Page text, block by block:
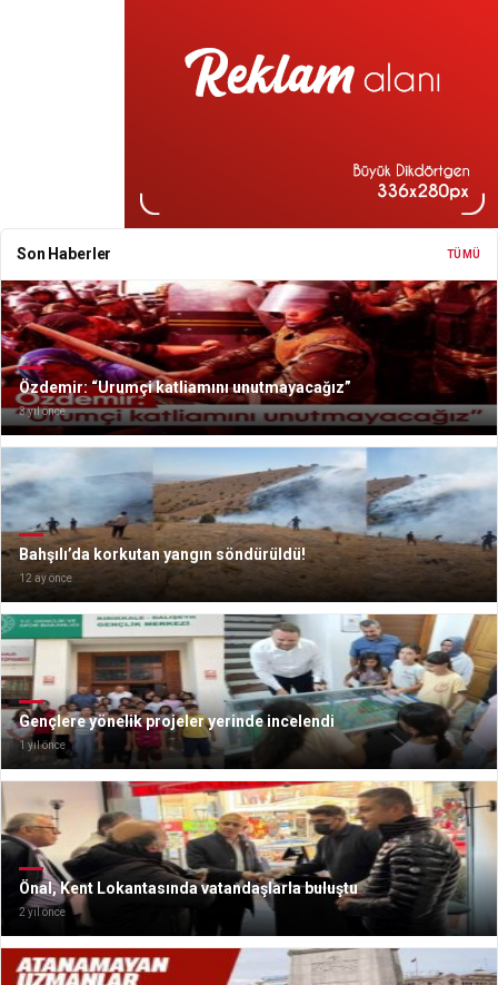
Son Haberler TÜMÜ
Özdemir: “Urumçi katliamını unutmayacağız”
3 yıl önce
Bahşılı’da korkutan yangın söndürüldü!
12 ay önce
Gençlere yönelik projeler yerinde incelendi
1 yıl önce
Önal, Kent Lokantasında vatandaşlarla buluştu
2 yıl önce